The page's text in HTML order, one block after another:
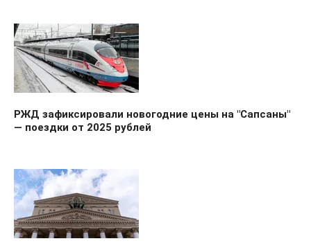
РЖД зафиксировали новогодние цены на "Сапсаны"
— поездки от 2025 рублей